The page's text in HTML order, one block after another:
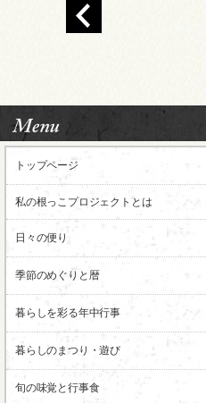
トップページ
私の根っこ プロジェクトとは
日々の便り
季節のめぐりと暦
暮らしを彩る年中行事
暮らしのまつり・遊び
旬の味覚と行事食